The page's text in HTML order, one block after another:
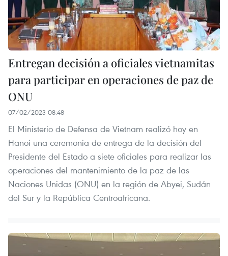
Entregan decisión a oficiales vietnamitas
para participar en operaciones de paz de
ONU
07/02/2023 08:48
El Ministerio de Defensa de Vietnam realizó hoy en
Hanoi una ceremonia de entrega de la decisión del
Presidente del Estado a siete oficiales para realizar las
operaciones del mantenimiento de la paz de las
Naciones Unidas (ONU) en la región de Abyei, Sudán
del Sur y la República Centroafricana.